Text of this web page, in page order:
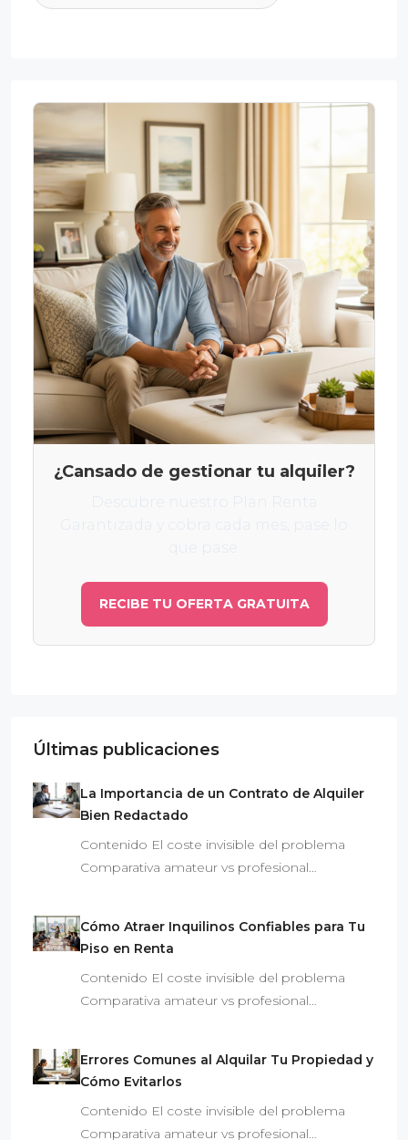
¿Cansado de gestionar tu alquiler?
RECIBE TU OFERTA GRATUITA
Últimas publicaciones
La Importancia de un Contrato de Alquiler
Bien Redactado
Contenido El coste invisible del problema
Comparativa amateur vs profesional…
Cómo Atraer Inquilinos Confiables para Tu
Piso en Renta
Contenido El coste invisible del problema
Comparativa amateur vs profesional…
Errores Comunes al Alquilar Tu Propiedad y
Cómo Evitarlos
Contenido El coste invisible del problema
Comparativa amateur vs profesional…